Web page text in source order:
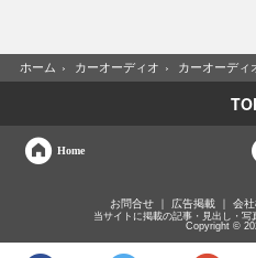
ホーム › カーオーディオ › カーオーディ
Home
お問合せ 広告掲載 会
当サイトに掲載の記事・見出し・写
Copyright ©